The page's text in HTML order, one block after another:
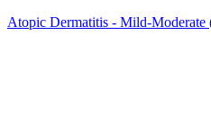
Atopic Dermatitis - Mild-Moderate